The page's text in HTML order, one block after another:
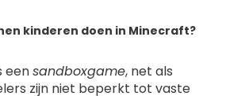
kinderen doen in Minecraft?
eensandboxgame, net als
zijn niet beperkt tot vaste